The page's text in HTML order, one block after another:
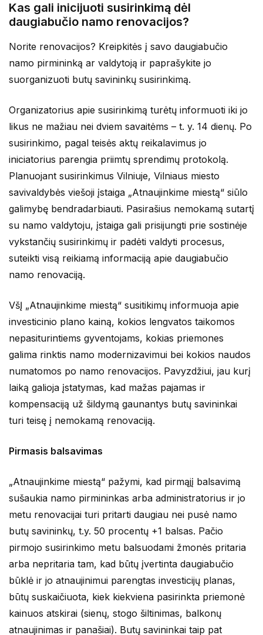
Kas gali inicijuoti susirinkimą dėl
daugiabučio namo renovacijos?
Norite renovacijos? Kreipkitės į savo daugiabučio
namo pirmininką ar valdytoją ir paprašykite jo
suorganizuoti butų savininkų susirinkimą.
Organizatorius apie susirinkimą turėtų informuoti iki jo
likus ne mažiau nei dviem savaitėms – t. y. 14 dienų. Po
susirinkimo, pagal teisės aktų reikalavimus jo
iniciatorius parengia priimtų sprendimų protokolą.
Planuojant susirinkimus Vilniuje, Vilniaus miesto
savivaldybės viešoji įstaiga „Atnaujinkime miestą“ siūlo
galimybę bendradarbiauti. Pasirašius nemokamą sutartį
su namo valdytoju, įstaiga gali prisijungti prie sostinėje
vykstančių susirinkimų ir padėti valdyti procesus,
suteikti visą reikiamą informaciją apie daugiabučio
namo renovaciją.
VšĮ „Atnaujinkime miestą“ susitikimų informuoja apie
investicinio plano kainą, kokios lengvatos taikomos
nepasiturintiems gyventojams, kokias priemones
galima rinktis namo modernizavimui bei kokios naudos
numatomos po namo renovacijos. Pavyzdžiui, jau kurį
laiką galioja įstatymas, kad mažas pajamas ir
kompensaciją už šildymą gaunantys butų savininkai
turi teisę į nemokamą renovaciją.
Pirmasis balsavimas
„Atnaujinkime miestą“ pažymi, kad pirmąjį balsavimą
sušaukia namo pirmininkas arba administratorius ir jo
metu renovacijai turi pritarti daugiau nei pusė namo
butų savininkų, t.y. 50 procentų +1 balsas. Pačio
pirmojo susirinkimo metu balsuodami žmonės pritaria
arba nepritaria tam, kad būtų įvertinta daugiabučio
būklė ir jo atnaujinimui parengtas investicijų planas,
būtų suskaičiuota, kiek kiekviena pasirinkta priemonė
kainuos atskirai (sienų, stogo šiltinimas, balkonų
atnaujinimas ir panašiai). Butų savininkai taip pat